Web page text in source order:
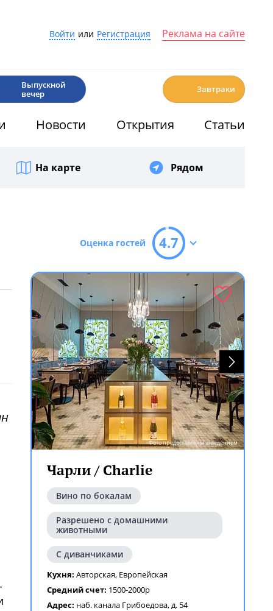
Войти или Регистрация Реклама на сайте
Выпускной
вечер
Завтраки
Новости Открытия Статьи
На карте Рядом
Оценка гостей 4.7
Фото предоставлены заведением
Чарли / Charlie
Вино по бокалам
Разрешено с домашними
животными
С диванчиками
Кухня: Авторская, Европейская
Средний счет: 1500-2000р
Адрес: наб. канала Грибоедова, д. 54